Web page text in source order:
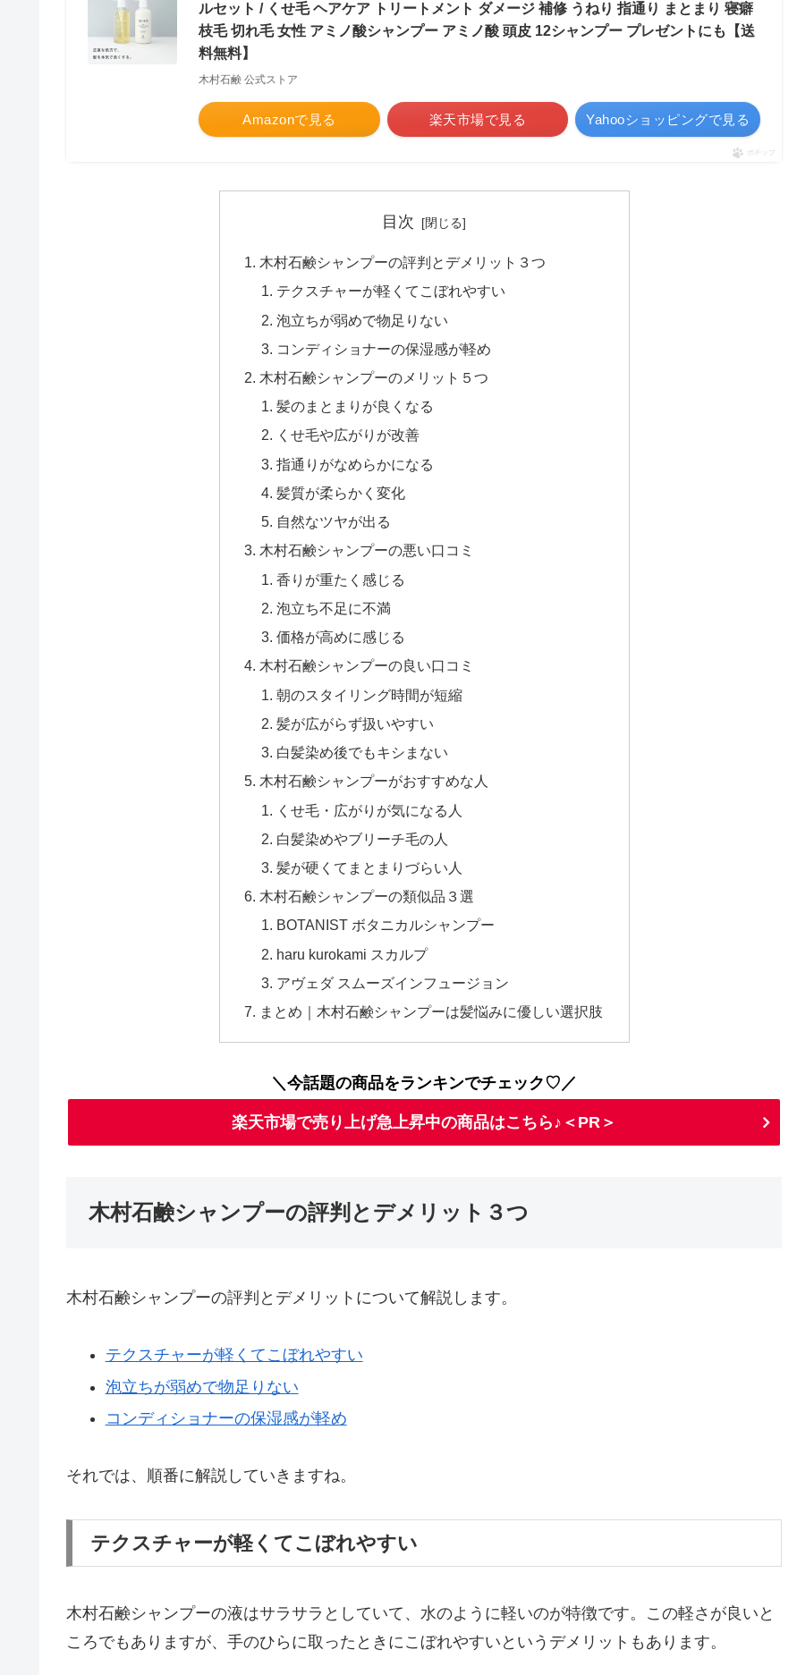
ルセット / くせ毛 ヘアケア トリートメント ダメージ 補修 うねり 指通り まとまり 寝癖
枝毛 切れ毛 女性 アミノ酸シャンプー アミノ酸 頭皮 12シャンプー プレゼントにも【送
料無料】
木村石鹸 公式ストア
Amazonで見る 楽天市場で見る Yahooショッピングで見る
ポチップ
目次
木村石鹸シャンプーの評判とデメリット３つ
テクスチャーが軽くてこぼれやすい
泡立ちが弱めで物足りない
コンディショナーの保湿感が軽め
木村石鹸シャンプーのメリット５つ
髪のまとまりが良くなる
くせ毛や広がりが改善
指通りがなめらかになる
髪質が柔らかく変化
自然なツヤが出る
木村石鹸シャンプーの悪い口コミ
香りが重たく感じる
泡立ち不足に不満
価格が高めに感じる
木村石鹸シャンプーの良い口コミ
朝のスタイリング時間が短縮
髪が広がらず扱いやすい
白髪染め後でもキシまない
木村石鹸シャンプーがおすすめな人
くせ毛・広がりが気になる人
白髪染めやブリーチ毛の人
髪が硬くてまとまりづらい人
木村石鹸シャンプーの類似品３選
BOTANIST ボタニカルシャンプー
haru kurokami スカルプ
アヴェダ スムーズインフュージョン
まとめ｜木村石鹸シャンプーは髪悩みに優しい選択肢
＼今話題の商品をランキンでチェック♡／
楽天市場で売り上げ急上昇中の商品はこちら♪＜PR＞
木村石鹸シャンプーの評判とデメリット３つ
木村石鹸シャンプーの評判とデメリットについて解説します。
テクスチャーが軽くてこぼれやすい
泡立ちが弱めで物足りない
コンディショナーの保湿感が軽め
それでは、順番に解説していきますね。
テクスチャーが軽くてこぼれやすい
木村石鹸シャンプーの液はサラサラとしていて、水のように軽いのが特徴です。この軽さが良いと
ころでもありますが、手のひらに取ったときにこぼれやすいというデメリットもあります。